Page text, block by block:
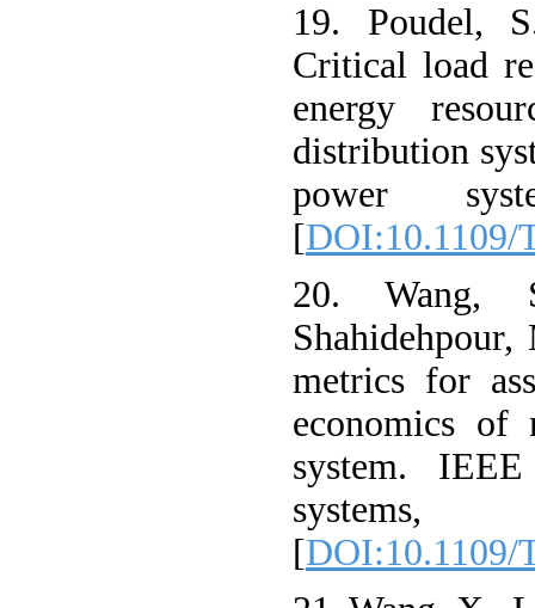
19. Poudel,
Critical load
energy
distribution
power
[DOI:10.1109/
20.
metrics for
economics of
system.
systems,
[DOI:10.1109/